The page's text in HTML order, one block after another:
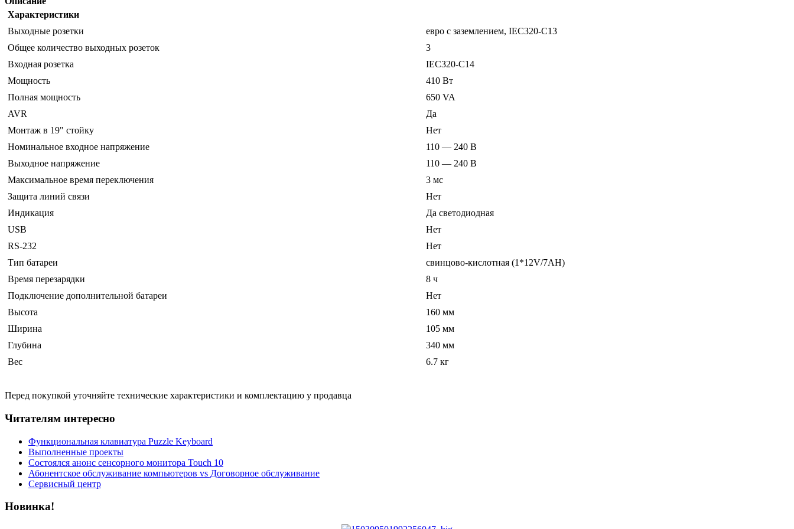
Характеристики
Выходные розетки
евро с заземлением, IEC320-C13
Общее количество выходных розеток
3
Входная розетка
IEC320-C14
Мощность
410 Вт
Полная мощность
650 VA
AVR
Да
Монтаж в 19" стойку
Нет
Номинальное входное напряжение
110 — 240 В
Выходное напряжение
110 — 240 В
Максимальное время переключения
3 мс
Защита линий связи
Нет
Индикация
Да светодиодная
USB
Нет
RS-232
Нет
Тип батареи
свинцово-кислотная (1*12V/7AH)
Время перезарядки
8 ч
Подключение дополнительной батареи
Нет
Высота
160 мм
Ширина
105 мм
Глубина
340 мм
Вес
6.7 кг
Перед покупкой уточняйте технические характеристики и комплектацию у продавца
Читателям интересно
Функциональная клавиатура Puzzle Keyboard
Выполненные проекты
Состоялся анонс сенсорного монитора Touch 10
Абонентское обслуживание компьютеров vs Договорное обслуживание
Сервисный центр
Новинка!